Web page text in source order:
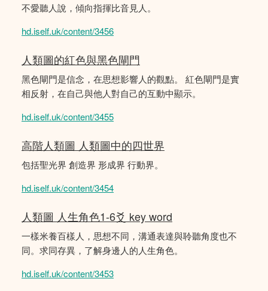
不愛聽人說，傾向指揮比音見人。
hd.iself.uk/content/3456
人類圖的紅色與黑色閘門
黑色閘門是信念，在思想影響人的觀點。 紅色閘門是實
相反射，在自己與他人對自己的互動中顯示。
hd.iself.uk/content/3455
高階人類圖 人類圖中的四世界
包括聖光界 創造界 形成界 行動界。
hd.iself.uk/content/3454
人類圖 人生角色1-6爻 key word
一樣米養百樣人，思想不同，溝通表達與聆聽角度也不
同。求同存異，了解身邊人的人生角色。
hd.iself.uk/content/3453